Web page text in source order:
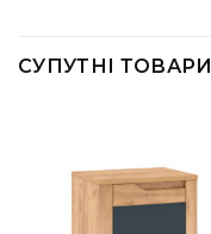
СУПУТНІ ТОВАРИ